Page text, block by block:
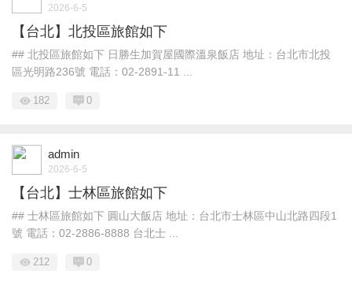
2026-6-5
【台北】北投區旅館如下
## 北投區旅館如下 日勝生加賀屋國際溫泉飯店 地址：台北市北投
區光明路236號 電話：02-2891-11 ...
182 0
admin
2026-6-5
【台北】士林區旅館如下
## 士林區旅館如下 圓山大飯店 地址：台北市士林區中山北路四段1
號 電話：02-2886-8888 台北士 ...
212 0